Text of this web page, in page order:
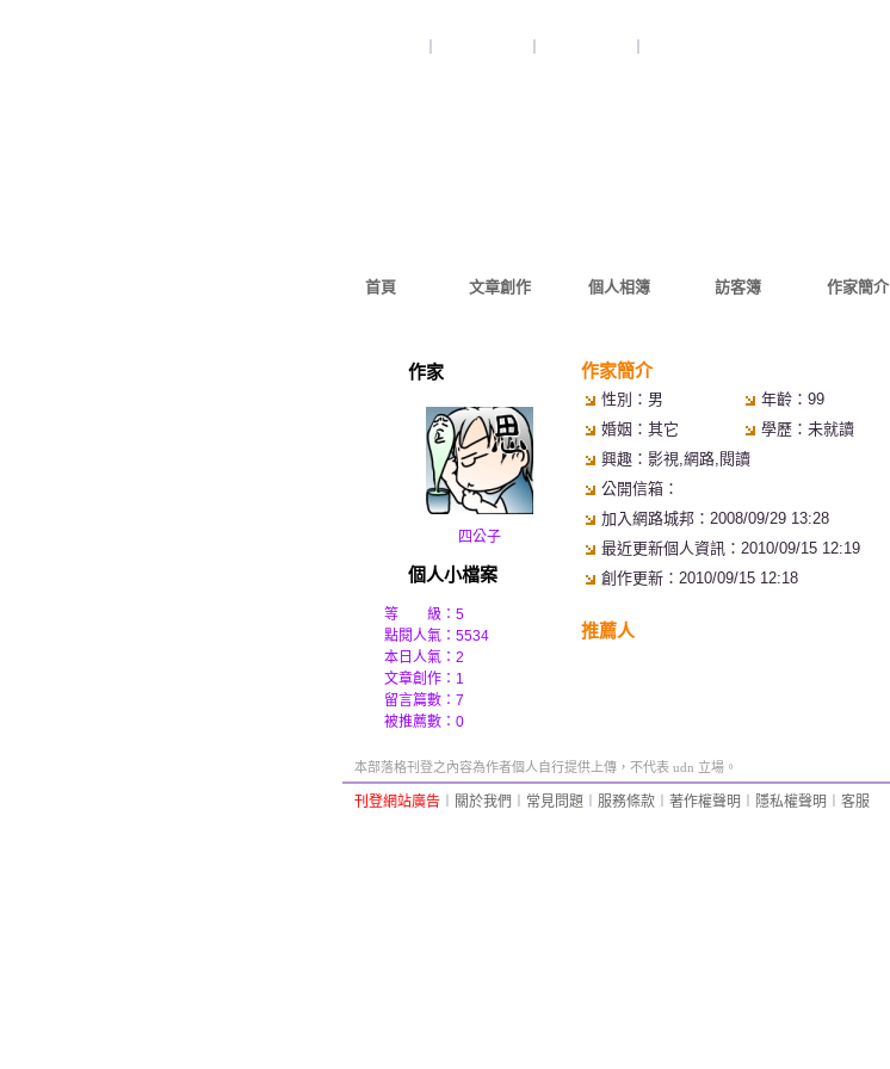
首頁 文章創作 個人相簿 訪客簿 作家簡介
作家
四公子
個人小檔案
等 級：5
點閱人氣：5534
本日人氣：2
文章創作：1
留言篇數：7
被推薦數： 0
作家簡介
性別：男 年齡：99
婚姻：其它
學歷：未就讀
興趣：影視,網路,閱讀
公開信箱：
加入網路城邦：2008/09/29 13:28
最近更新個人資訊：2010/09/15 12:19
創作更新：2010/09/15 12:18
推薦人
本部落格刊登之內容為作者個人自行提供上傳，不代表 udn 立場。
刊登網站廣告 關於我們 常見問題 服務條款 著作權聲明 隱私權聲明 客服